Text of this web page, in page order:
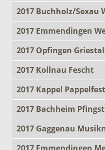
2017 Buchholz/Sexau
2017 Emmendingen
2017 Opfingen
2017 Kollnau Fescht
2017 Kappel Pappelfest
2017 Bachheim
2017 Gaggenau
2017 Emmendingen